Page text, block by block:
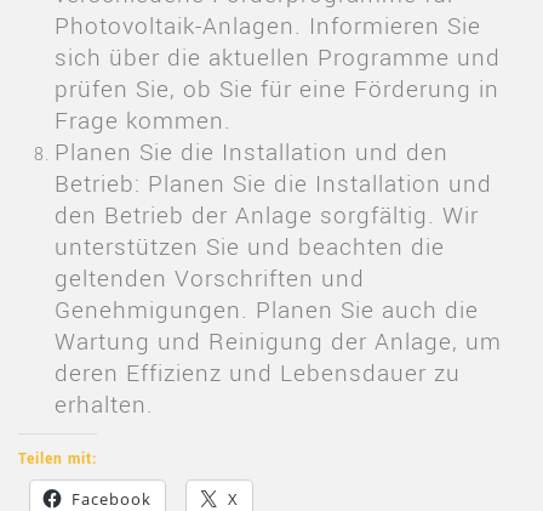
Photovoltaik-Anlagen. Informieren Sie
sich über die aktuellen Programme und
prüfen Sie, ob Sie für eine Förderung in
Frage kommen.
Planen Sie die Installation und den
Betrieb: Planen Sie die Installation und
den Betrieb der Anlage sorgfältig. Wir
unterstützen Sie und beachten die
geltenden Vorschriften und
Genehmigungen. Planen Sie auch die
Wartung und Reinigung der Anlage, um
deren Effizienz und Lebensdauer zu
erhalten.
Teilen mit:
Facebook X